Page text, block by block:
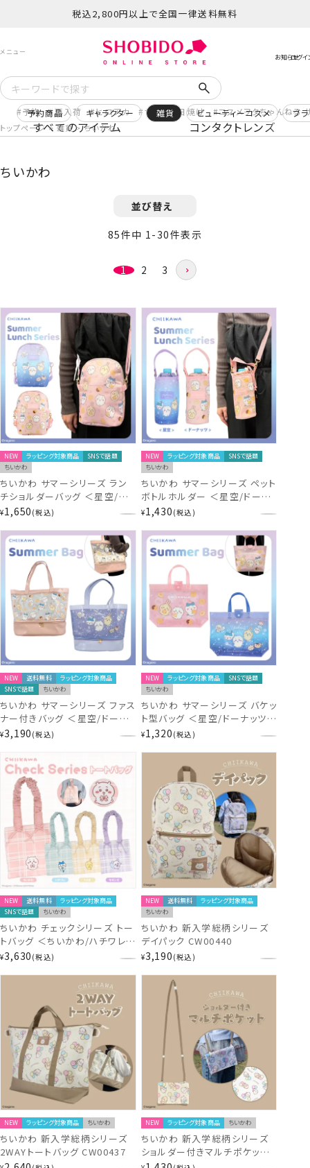
税込2,800円以上で全国一律送料無料
予約 再入荷 ヒロアカ サンリオ日焼け コスメヲタちゃんねる
すべてのアイテム コンタクトレンズ
予約商品 キャラクター 雑貨 ビューティーコスメ ブ
トップページ 雑貨 ちいかわ
ちいかわ
並び替え
85件中 1- 30件表示
1 2 3
NEW ラッピング対象商品
SNSで話題
ちいかわ
ちいかわ サマーシリーズ ラン
チショルダーバッグ ＜星空/ド
ーナッツ＞ 粧美堂 shobido
¥1,650 税込
NEW ラッピング対象商品
SNSで話題
ちいかわ
ちいかわ サマーシリーズ ペット
ボトルホルダー ＜星空/ドーナ
ッツ＞ 粧美堂 shobido
¥1,430 税込
NEW 送料無料
ラッピング対象商品
SNSで話題
ちいかわ
ちいかわ サマーシリーズ ファス
ナー付きバッグ ＜星空/ドーナ
ッツ＞ サマーバッグ ビニールバ
¥3,190 税込
NEW ラッピング対象商品
SNSで話題
ちいかわ
ちいかわ サマーシリーズ バケッ
ト型バッグ ＜星空/ドーナッツ＞
サマーバッグ ビニールバッグ 粧
¥1,320 税込
NEW 送料無料
ラッピング対象商品
SNSで話題
ちいかわ
ちいかわ チェックシリーズ トー
トバッグ ＜ちいかわ/ハチワレ/
うさぎ/モモンガ＞ 粧美堂
¥3,630 税込
NEW 送料無料
ラッピング対象商品
ちいかわ
ちいかわ 新入学総柄シリーズ
デイパック CW00440
¥3,190 税込
NEW ラッピング対象商品 ちいかわ
ちいかわ 新入学総柄シリーズ
2WAYトートバッグ CW00437
NEW ラッピング対象商品 ちいかわ
ちいかわ 新入学総柄シリーズ
ショルダー付きマルチポケット
CW00418